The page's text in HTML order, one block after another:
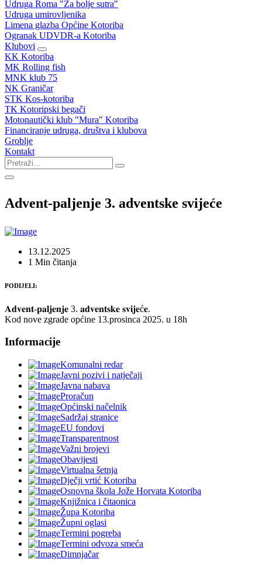
Udruga Roma "Za bolje sutra"
Udruga umirovljenika
Limena glazba Općine Kotoriba
Ogranak UDVDR-a Kotoriba
Klubovi
KK Kotoriba
MK Rolling fish
MNK klub 75
NK Graničar
STK Kos-kotoriba
TK Kotoripski begači
Motonautički klub "Mura" Kotoriba
Financiranje udruga, društva i klubova
Groblje
Kontakt
Advent-paljenje 3. adventske svijeće
13.12.2025
1 Min čitanja
PODIJELI:
𝐀𝐝𝐯𝐞𝐧𝐭-𝐩𝐚𝐥𝐣𝐞𝐧𝐣𝐞 3. 𝐚𝐝𝐯𝐞𝐧𝐭𝐬𝐤𝐞 𝐬𝐯𝐢𝐣𝐞ć𝐞.
Kod nove zgrade općine 13.prosinca 2025. u 18h
Informacije
Komunalni redar
Javni pozivi i natječaji
Javna nabava
Proračun
Općinski načelnik
Sadržaj stranice
EU fondovi
Transparentnost
Važni brojevi
Obavijesti
Virtualna šetnja
Dječji vrtić Kotoriba
Osnovna škola Jože Horvata Kotoriba
Knjižnica i čitaonica
Župa Kotoriba
Župni oglasi
Termini pogreba
Termini odvoza smeća
Dimnjačar